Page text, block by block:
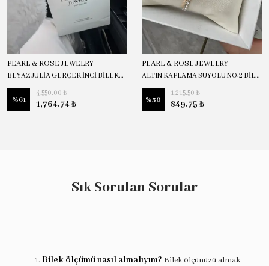
PEARL & ROSE JEWELRY
BEYAZ JULİA GERÇEK İNCİ BİLEKLİK
%61
4,550.00 ₺
1,764.74 ₺
PEARL & ROSE JEWELRY
ALTIN KAPLAMA SUYOLU NO:2 BİLEKLİK
%30
1,215.50 ₺
849.75 ₺
Sık Sorulan Sorular
Bilek ölçümü nasıl almalıyım? Bilek ölçünüzü almak